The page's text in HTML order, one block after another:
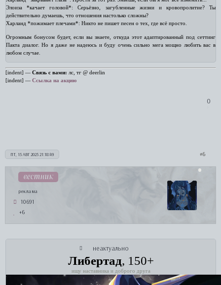
Элоиза *качает головой*: Серьёзно, загубленные жизни и кровопролитие? Ты
действительно думаешь, что отношения настолько сложны?
Харланд *пожимает плечами*: Никто не пишет песен о тех, где всё просто.
Огромным бонусом будет, если вы знаете, откуда этот адаптированный под сеттинг
Пакта диалог. Но я даже не надеюсь и буду очень сильно мега мощно любить вас в
любом случае.
[indent] — Связь с вами: лс, тг @ deerlin
[indent] — Ссылка на акцию
0
6
ПТ, 15 АВГ 2025 21:18:49
вестник
реклама
10691
+6
неактуально
Либертад, 150+
ищу наставника и доброго друга